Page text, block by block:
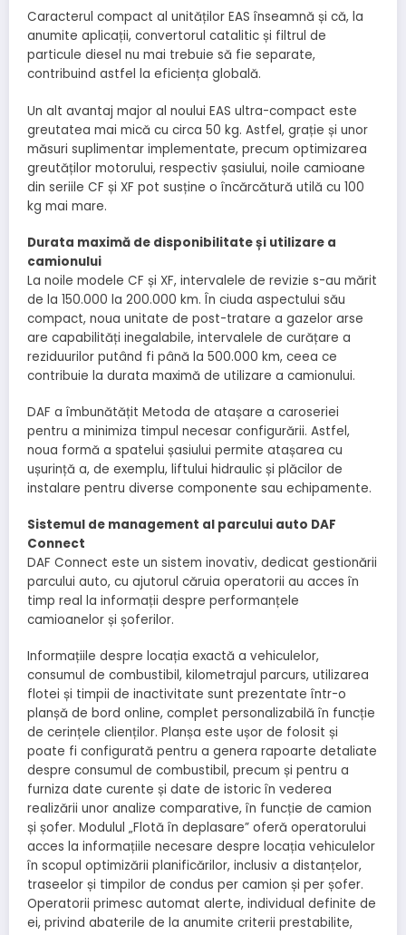
Caracterul compact al unităților EAS înseamnă și că, la
anumite aplicații, convertorul catalitic și filtrul de
particule diesel nu mai trebuie să fie separate,
contribuind astfel la eficiența globală.
Un alt avantaj major al noului EAS ultra-compact este
greutatea mai mică cu circa 50 kg. Astfel, grație și unor
măsuri suplimentar implementate, precum optimizarea
greutăților motorului, respectiv șasiului, noile camioane
din seriile CF și XF pot susține o încărcătură utilă cu 100
kg mai mare.
Durata maximă de disponibilitate și utilizare a
camionului
La noile modele CF și XF, intervalele de revizie s-au mărit
de la 150.000 la 200.000 km. În ciuda aspectului său
compact, noua unitate de post-tratare a gazelor arse
are capabilități inegalabile, intervalele de curățare a
reziduurilor putând fi până la 500.000 km, ceea ce
contribuie la durata maximă de utilizare a camionului.
DAF a îmbunătățit Metoda de atașare a caroseriei
pentru a minimiza timpul necesar configurării. Astfel,
noua formă a spatelui șasiului permite atașarea cu
ușurință a, de exemplu, liftului hidraulic și plăcilor de
instalare pentru diverse componente sau echipamente.
Sistemul de management al parcului auto DAF
Connect
DAF Connect este un sistem inovativ, dedicat gestionării
parcului auto, cu ajutorul căruia operatorii au acces în
timp real la informații despre performanțele
camioanelor și șoferilor.
Informațiile despre locația exactă a vehiculelor,
consumul de combustibil, kilometrajul parcurs, utilizarea
flotei și timpii de inactivitate sunt prezentate într-o
planșă de bord online, complet personalizabilă în funcție
de cerințele clienților. Planșa este ușor de folosit și
poate fi configurată pentru a genera rapoarte detaliate
despre consumul de combustibil, precum și pentru a
furniza date curente și date de istoric în vederea
realizării unor analize comparative, în funcție de camion
și șofer. Modulul „Flotă în deplasare” oferă operatorului
acces la informațiile necesare despre locația vehiculelor
în scopul optimizării planificărilor, inclusiv a distanțelor,
traseelor și timpilor de condus per camion și per șofer.
Operatorii primesc automat alerte, individual definite de
ei, privind abaterile de la anumite criterii prestabilite,